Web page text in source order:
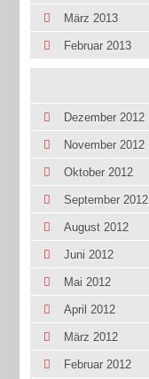
März 2013
Februar 2013
Dezember 2012
November 2012
Oktober 2012
September 2012
August 2012
Juni 2012
Mai 2012
April 2012
März 2012
Februar 2012